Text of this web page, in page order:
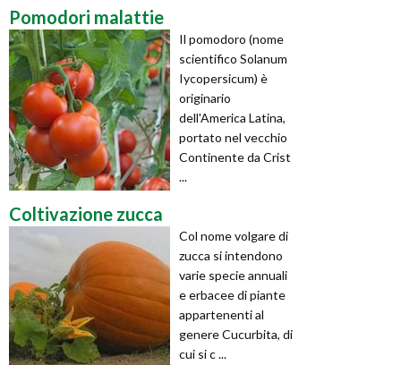
Pomodori malattie
Il pomodoro (nome
scientifico Solanum
Iycopersicum) è
originario
dell'America Latina,
portato nel vecchio
Continente da Crist
...
Coltivazione zucca
Col nome volgare di
zucca si intendono
varie specie annuali
e erbacee di piante
appartenenti al
genere Cucurbita, di
cui si c ...